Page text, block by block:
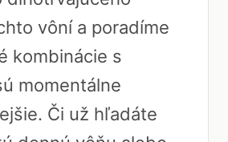
vôní a poradíme
kombinácie s
momentálne
Či už hľadáte